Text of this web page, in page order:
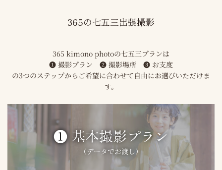
365の七五三出張撮影
365 kimono photoの七五三プランは
❶ 撮影プラン ❷ 撮影場所 ❸ お支度
の3つのステップからご希望に合わせて自由にお選びいただけま
す。
❶ 基本撮影プラン
（データでお渡し）